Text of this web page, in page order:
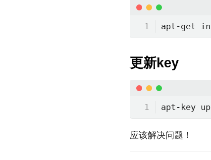
apt-get
更新key
apt-key
应该解决问题！